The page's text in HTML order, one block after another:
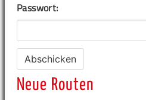
Passwort:
Neue Routen